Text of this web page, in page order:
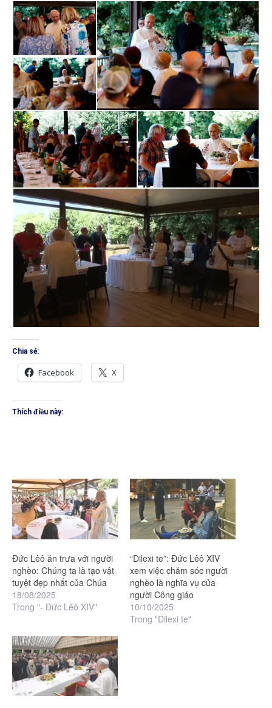
Chia sẻ:
Facebook X
Thích điều này:
Đức Lêô ăn trưa với người
nghèo: Chúng ta là tạo vật
tuyệt đẹp nhất của Chúa
18/08/2025
Trong "- Đức Lêô XIV"
“Dilexi te”: Đức Lêô XIV
xem việc chăm sóc người
nghèo là nghĩa vụ của
người Công giáo
10/10/2025
Trong "Dilexi te"